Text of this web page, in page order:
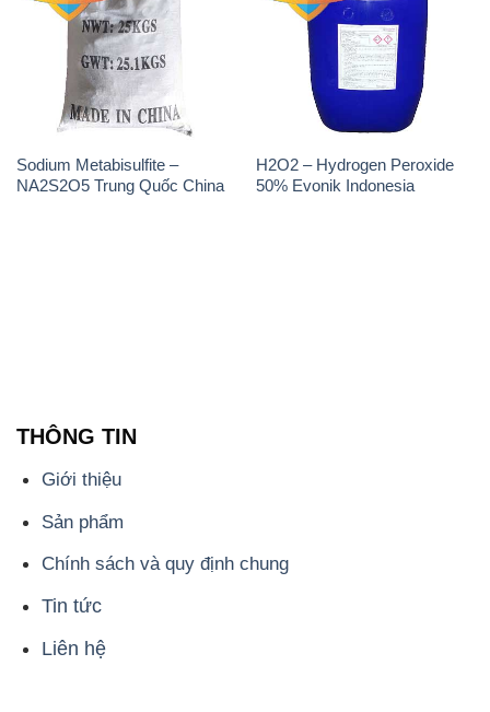
Sodium Metabisulfite –
NA2S2O5 Trung Quốc China
H2O2 – Hydrogen Peroxide
50% Evonik Indonesia
Chính sách và quy định chung
Tin tức
Liên hệ
📞
PHÒNG KINH DOANH - CÔNG TY HÓA CHẤT
ĐẮC TRƯỜNG PHÁT